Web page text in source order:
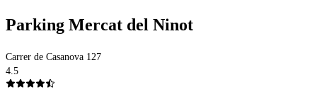
Parking Mercat del Ninot
Carrer de Casanova 127
4.5